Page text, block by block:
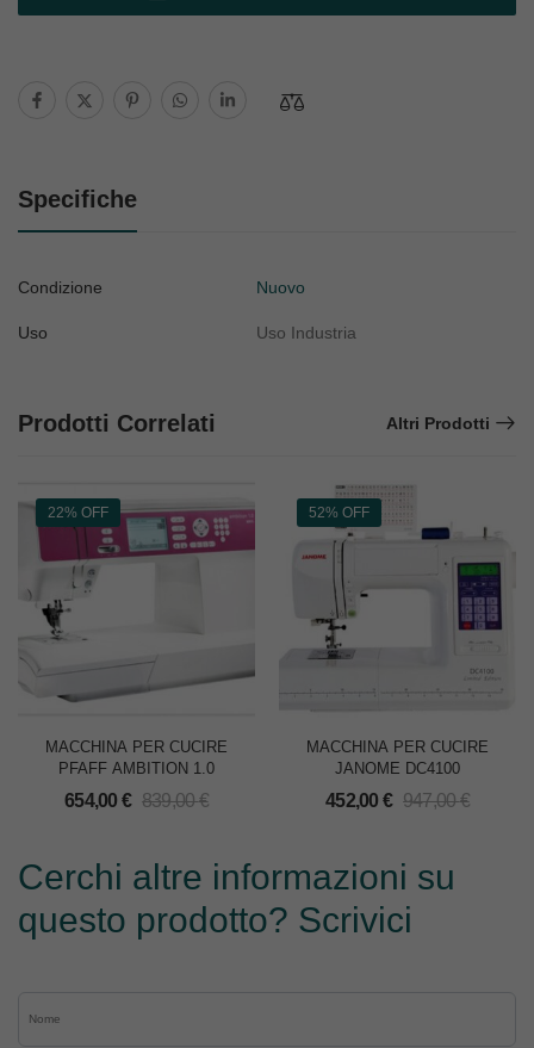
Specifiche
Condizione Nuovo
Uso Uso Industria
Prodotti Correlati Altri Prodotti
22% OFF
MACCHINA PER CUCIRE
PFAFF AMBITION 1.0
654,00 € 839,00€
52% OFF
MACCHINA PER CUCIRE
JANOME DC4100
452,00 € 947,00€
Cerchi altre informazioni su
questo prodotto? Scrivici